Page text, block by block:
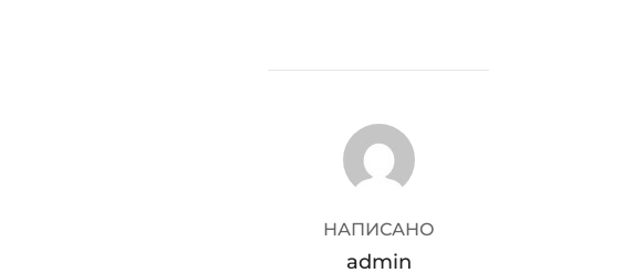
АВТОР ЗАПИСИ
НАПИСАНО
admin